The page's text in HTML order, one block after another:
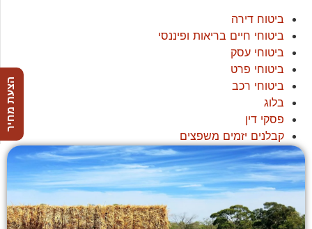
ביטוח דירה
ביטוחי חיים בריאות ופיננסי
ביטוחי עסק
ביטוחי פרט
ביטוחי רכב
בלוג
פסקי דין
קבלנים יזמים משפצים
הצעת מחיר